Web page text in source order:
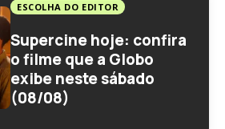
ESCOLHA DO EDITOR
Supercine hoje: confira
o filme que a Globo
exibe neste sábado
(08/08)